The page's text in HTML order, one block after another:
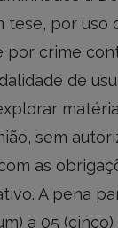
tese, por uso
por crime
de
sem
as
A pena
a 05